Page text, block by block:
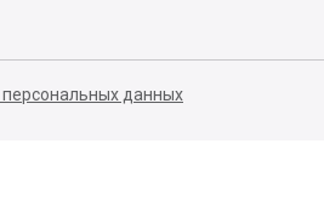
персональных данных